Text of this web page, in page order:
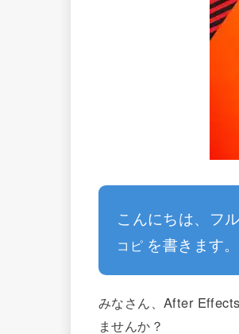
こんにちは、フ
コピを書きます。
みなさん、After
ませんか？